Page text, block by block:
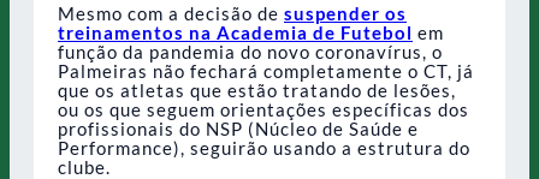
Mesmo com a decisão de suspender os
treinamentos na Academia de Futebol em
função da pandemia do novo coronavírus, o
Palmeiras não fechará completamente o CT, já
que os atletas que estão tratando de lesões,
ou os que seguem orientações específicas dos
profissionais do NSP (Núcleo de Saúde e
Performance), seguirão usando a estrutura do
clube.